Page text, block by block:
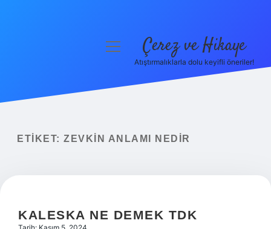
Yasal Uyarı
menüyü Çerez ve Hikaye
Atıştırmalıklarla dolu keyifli öneriler!
ETIKET: ZEVKIN ANLAMI NEDIR
KALESKA NE DEMEK TDK